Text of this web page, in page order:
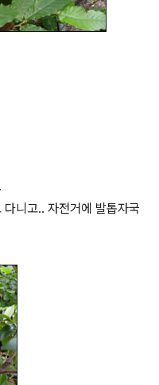
니고.. 자전거에 발톱자국